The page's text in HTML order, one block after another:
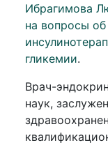
Ибрагимова
на вопросы
гликемии.
Врач-
наук,